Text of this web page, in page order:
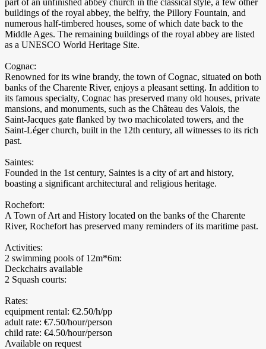
buildings of the royal abbey, the belfry, the Pillory Fountain, and
numerous half-timbered houses, some of which date back to the
Middle Ages. The remaining buildings of the royal abbey are listed
as a UNESCO World Heritage Site.
Cognac:
Renowned for its wine brandy, the town of Cognac, situated on both
banks of the Charente River, enjoys a pleasant setting. In addition to
its famous specialty, Cognac has preserved many old houses, private
mansions, and monuments, such as the Château des Valois, the
Saint-Jacques gate flanked by two machicolated towers, and the
Saint-Léger church, built in the 12th century, all witnesses to its rich
past.
Saintes:
Founded in the 1st century, Saintes is a city of art and history,
boasting a significant architectural and religious heritage.
Rochefort:
A Town of Art and History located on the banks of the Charente
River, Rochefort has preserved many reminders of its maritime past.
Activities:
2 swimming pools of 12m*6m:
Deckchairs available
2 Squash courts:
Rates:
equipment rental: €2.50/h/pp
adult rate: €7.50/hour/person
child rate: €4.50/hour/person
Available on request